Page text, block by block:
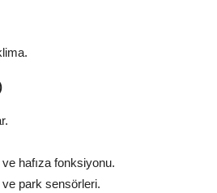
hafıza fonksiyonu.
park sensörleri.